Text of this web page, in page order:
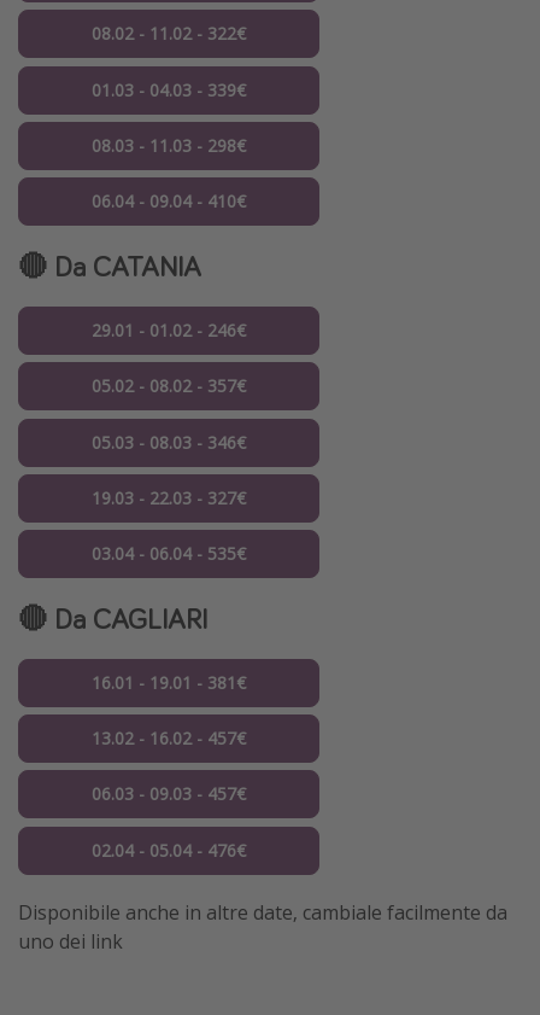
08.02 - 11.02 - 322€
01.03 - 04.03 - 339€
08.03 - 11.03 - 298€
06.04 - 09.04 - 410€
🔴 Da CATANIA
29.01 - 01.02 - 246€
05.02 - 08.02 - 357€
05.03 - 08.03 - 346€
19.03 - 22.03 - 327€
03.04 - 06.04 - 535€
🔴 Da CAGLIARI
16.01 - 19.01 - 381€
13.02 - 16.02 - 457€
06.03 - 09.03 - 457€
02.04 - 05.04 - 476€
Disponibile anche in altre date, cambiale facilmente da
uno dei link